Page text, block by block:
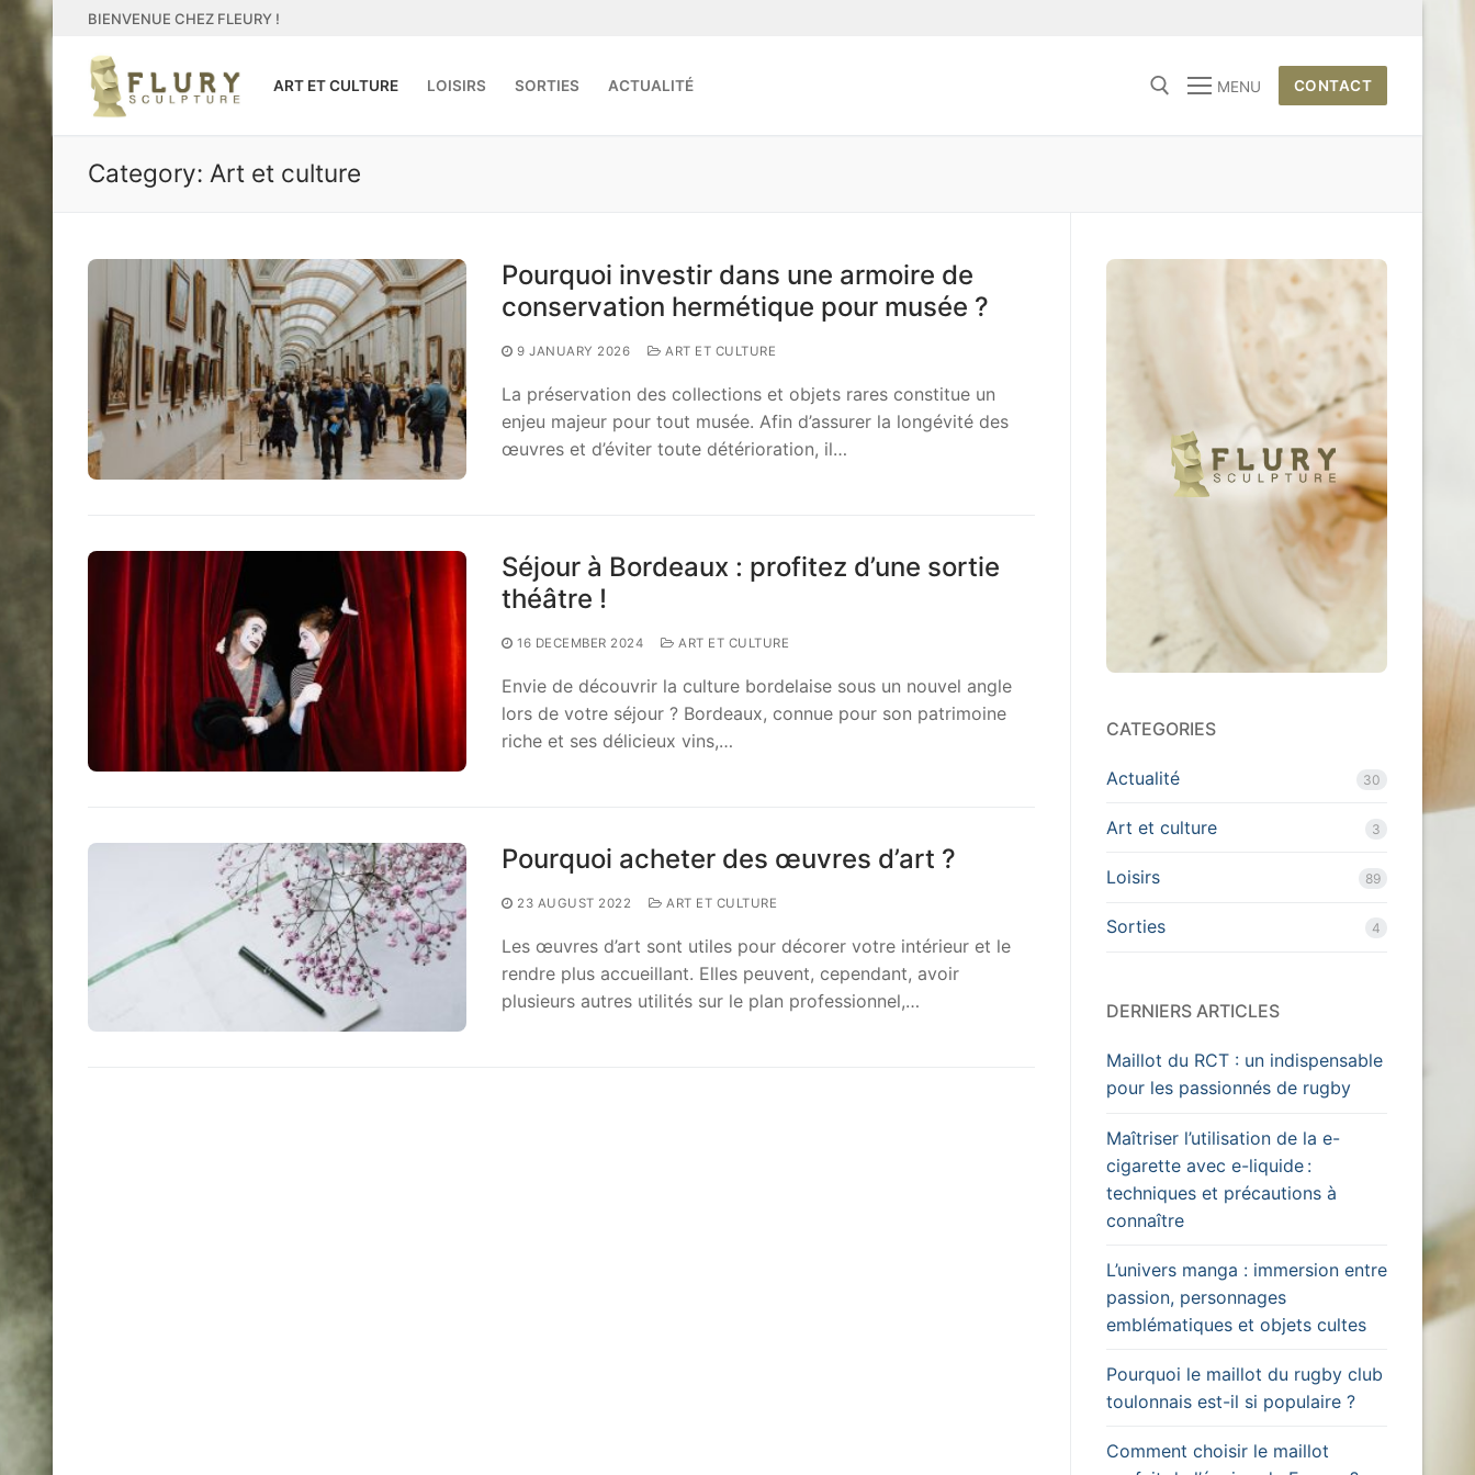
Skip
to
content
BIENVENUE CHEZ FLEURY !
ART ET CULTURE LOISIRS SORTIES ACTUALITÉ MENU CONTACT
Category: Art et culture
Pourquoi investir dans une armoire de
conservation hermétique pour musée ?
9 JANUARY 2026 ART ET CULTURE
La préservation des collections et objets rares constitue un
enjeu majeur pour tout musée. Afin d’assurer la longévité des
œuvres et d’éviter toute détérioration, il…
Séjour à Bordeaux : profitez d’une sortie
théâtre !
16 DECEMBER 2024 ART ET CULTURE
Envie de découvrir la culture bordelaise sous un nouvel angle
lors de votre séjour ? Bordeaux, connue pour son patrimoine
riche et ses délicieux vins,…
Pourquoi acheter des œuvres d’art ?
23 AUGUST 2022 ART ET CULTURE
Les œuvres d’art sont utiles pour décorer votre intérieur et le
rendre plus accueillant. Elles peuvent, cependant, avoir
plusieurs autres utilités sur le plan professionnel,…
CATEGORIES
Actualité 30
Art et culture 3
Loisirs 89
Sorties 4
DERNIERS ARTICLES
Maillot du RCT : un indispensable
pour les passionnés de rugby
Maîtriser l’utilisation de la e-
cigarette avec e-liquide :
techniques et précautions à
connaître
L’univers manga : immersion entre
passion, personnages
emblématiques et objets cultes
Pourquoi le maillot du rugby club
toulonnais est-il si populaire ?
Comment choisir le maillot